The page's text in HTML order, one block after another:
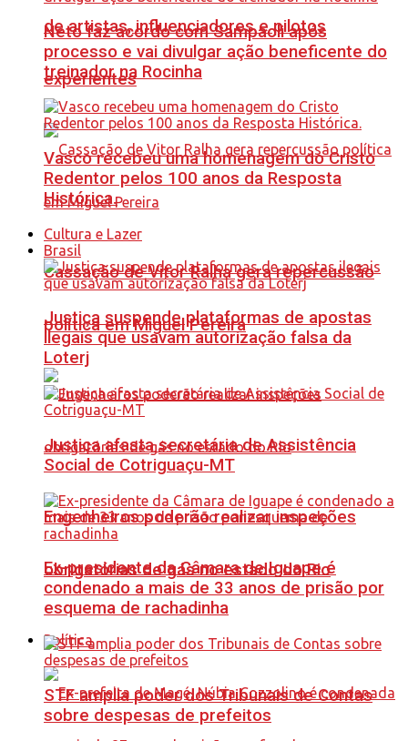
de artistas, influenciadores e pilotos
experientes
Cassação de Vitor Ralha gera repercussão
política em Miguel Pereira
Engenheiros poderão realizar inspeções
obrigatórias de gás no estado do Rio
Política
Neto faz acordo com Sampaoli após
processo e vai divulgar ação beneficente do
treinador na Rocinha
Vasco recebeu uma homenagem do Cristo
Redentor pelos 100 anos da Resposta
Histórica.
Cultura e Lazer
Brasil
Justiça suspende plataformas de apostas
ilegais que usavam autorização falsa da
Loterj
Justiça afasta secretária de Assistência
Social de Cotriguaçu-MT
Ex-presidente da Câmara de Iguape é
condenado a mais de 33 anos de prisão por
esquema de rachadinha
STF amplia poder dos Tribunais de Contas
sobre despesas de prefeitos